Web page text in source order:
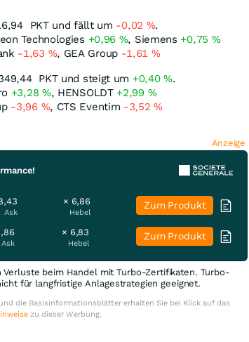
PKTund fällt um -0,02 %.
Technologies +0,96 %, Siemens +0,75 %
-1,63 %, GEA Group -1,61 %
PKTund steigt um +0,40%.
+3,28 %, HENSOLDT +2,99 %
-3,96 %, CTS Eventim -3,52%
Anzeige
Ask
× 6,86
Hebel
Zum Produkt
Ask
× 6,83
Hebel
Zum Produkt
beim Handel mit Turbo-Zertifikaten. Turbo-
für langfristige Anlagestrategien geeignet.
die Basisinformationsblätter erhalten Sie bei Klick auf das
zu dieser Werbung.